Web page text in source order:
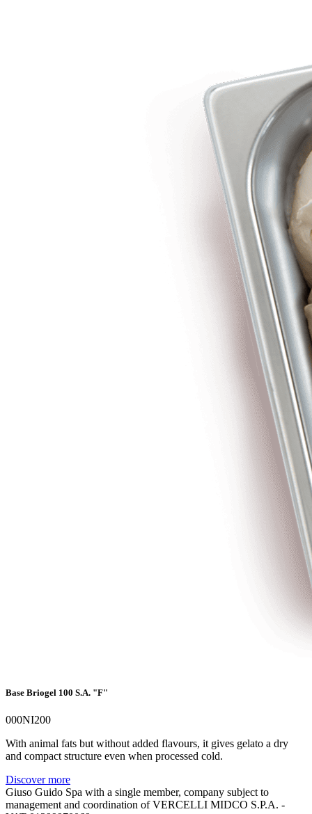
Base Briogel 100 S.A. "F"
000NI200
With animal fats but without added flavours, it gives gelato a dry
and compact structure even when processed cold.
Discover more
Giuso Guido Spa with a single member, company subject to
management and coordination of VERCELLI MIDCO S.P.A. -